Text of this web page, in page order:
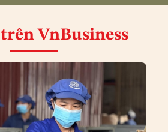
trên VnBusiness